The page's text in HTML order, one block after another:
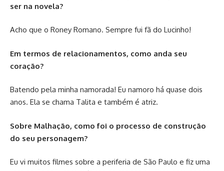
ser na novela?
Acho que o Roney Romano. Sempre fui fã do Lucinho!
Em termos de relacionamentos, como anda seu
coração?
Batendo pela minha namorada! Eu namoro há quase dois
anos. Ela se chama Talita e também é atriz.
Sobre Malhação, como foi o processo de construção
do seu personagem?
Eu vi muitos filmes sobre a periferia de São Paulo e fiz uma